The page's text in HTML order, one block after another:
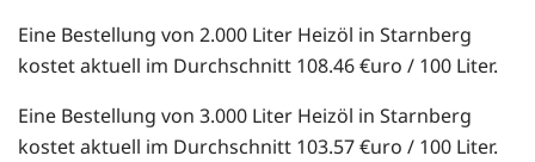
Eine Bestellung von 2.000 Liter Heizöl in Starnberg
kostet aktuell im Durchschnitt 108.46 €uro / 100 Liter.
Eine Bestellung von 3.000 Liter Heizöl in Starnberg
kostet aktuell im Durchschnitt 103.57 €uro / 100 Liter.